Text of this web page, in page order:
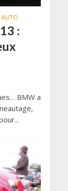
AUTO
:
BMW a